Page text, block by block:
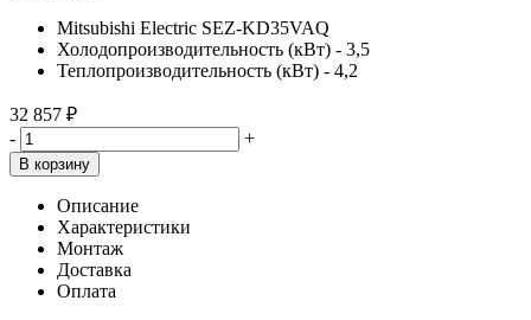
Mitsubishi Electric SEZ-KD35VAQ
Холодопроизводительность (кВт) - 3,5
Теплопроизводительность (кВт) - 4,2
32 857 ₽
-
+
В корзину
Описание
Характеристики
Монтаж
Доставка
Оплата